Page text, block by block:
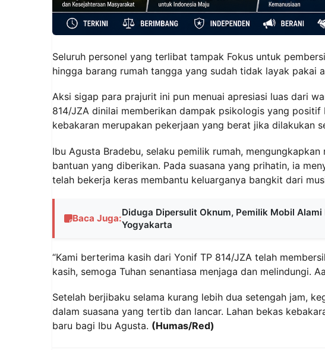
Seluruh personel yang terlibat tampak Fokus untuk
hingga barang rumah tangga yang sudah tidak layak pakai
Aksi sigap para prajurit ini pun menuai apresiasi luas dari
814/JZA dinilai memberikan dampak psikologis yang
kebakaran merupakan pekerjaan yang berat jika dilakukan
Ibu Agusta Bradebu, selaku pemilik rumah,
bantuan yang diberikan. Pada suasana yang prihatin, ia
telah bekerja keras membantu keluarganya bangkit dari
Baca Juga:
Diduga Dipersulit Oknum, Pemilik Mobil
Yogyakarta
“Kami berterima kasih dari Yonif TP 814/JZA telah
kasih, semoga Tuhan senantiasa menjaga dan melindungi.
Setelah berjibaku selama kurang lebih dua setengah jam,
dalam suasana yang tertib dan lancar. Lahan bekas
baru bagi Ibu Agusta. (Humas/Red)